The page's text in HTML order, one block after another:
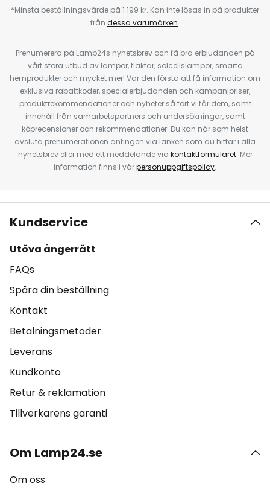
*Minsta beställningsvärde på 1 199 kr. Kan inte lösas in på produkter
från dessa varumärken.
Prenumerera på Lamp24s nyhetsbrev och få bra erbjudanden på
vårt stora utbud av lampor, fläktar, solcellslampor, smarta
hemprodukter och mycket mer! Var den första att få information om
exklusiva rabattkoder, specialerbjudanden och kampanjpriser,
produktrekommendationer och nyheter så fort vi får dem, samt
innehåll från samarbetspartners och undersökningar, samt
köprecensioner och rekommendationer. Du kan när som helst
avsluta prenumerationen antingen via länken som du hittar i alla
nyhetsbrev eller med ett meddelande via kontaktformuläret. Mer
information finns i vårpersonuppgiftspolicy.
Kundservice
Utöva ångerrätt
FAQs
Spåra din beställning
Kontakt
Betalningsmetoder
Leverans
Kundkonto
Retur & reklamation
Tillverkarens garanti
Om Lamp24.se
Om oss